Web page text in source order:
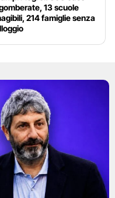
13 scuole
214 famiglie senza